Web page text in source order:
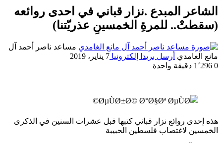
الشاعر المبدع .نزار قباني في احدى روائعه
(سقطتْ.. للمرةِ الخمسينِ عذريّتنا)
مساعد ناصر أحمد آل
مانع الغامدي أرسل بريدا إلكترونيا 7 يناير، 2019
0
دقيقة واحدة
هذه إحدى روائع نزار قباني كتبها قبل عشرات السنين في الذكرى
الخمسين لاغتصاب فلسطين الحبيبة